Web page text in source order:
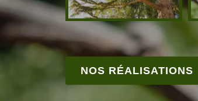
NOS RÉALISATIONS